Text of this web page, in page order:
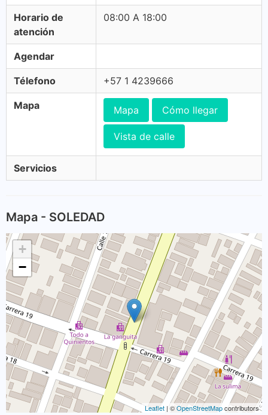
Horario de
atención
08:00 A 18:00
Agendar
Télefono +57 1 4239666
Mapa Mapa Cómo llegar
Vista de calle
Servicios
Mapa - SOLEDAD
+
−
Leaflet | ©OpenStreetMapcontributors